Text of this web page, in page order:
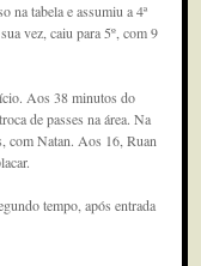
na tabela e assumiu a 4ª
vez, caiu para 5º, com 9
Aos 38 minutos do
de passes na área. Na
com Natan. Aos 16, Ruan
tempo, após entrada